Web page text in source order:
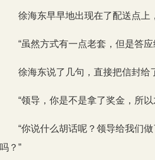
徐海东早早地出现在了配送点上
“虽然方式有一点老套，但是答
徐海东说了几句，直接把信封给
“领导，你是不是拿了奖金，所
“你说什么胡话呢？领导给我们
吗？”